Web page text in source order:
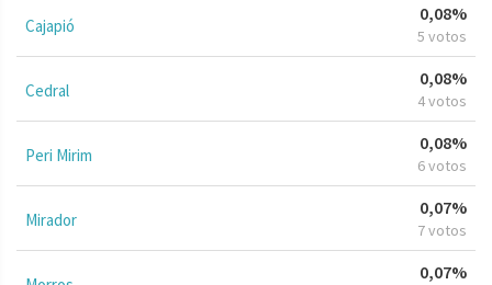
Cajapió
0,08%
5 votos
Cedral
0,08%
4 votos
Peri Mirim
0,08%
6 votos
Mirador
0,07%
7 votos
0,07%